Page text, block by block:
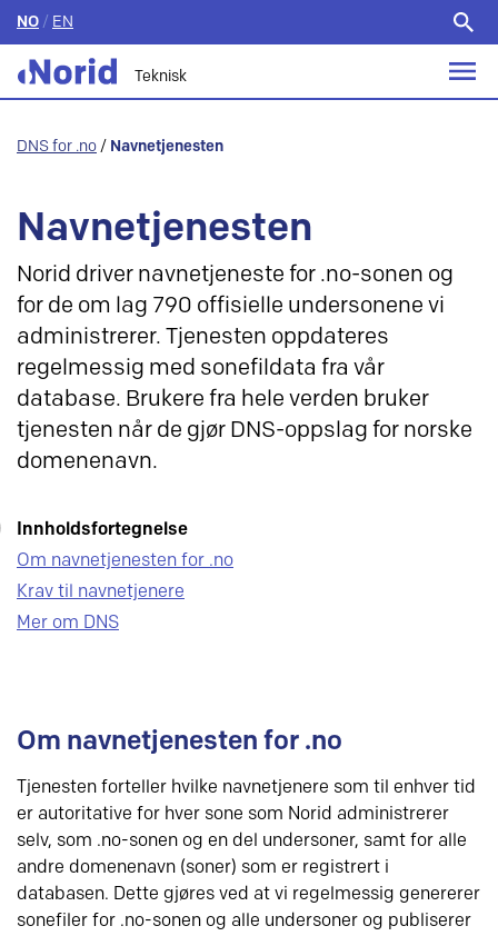
NO / EN
Teknisk
DNS for .no / Navnetjenesten
Navnetjenesten
Norid driver navnetjeneste for .no-sonen og
for de om lag 790 offisielle undersonene vi
administrerer. Tjenesten oppdateres
regelmessig med sonefildata fra vår
database. Brukere fra hele verden bruker
tjenesten når de gjør DNS-oppslag for norske
domenenavn.
Innholdsfortegnelse
Om navnetjenesten for .no
Krav til navnetjenere
Mer om DNS
Om navnetjenesten for .no
Tjenesten forteller hvilke navnetjenere som til enhver tid
er autoritative for hver sone som Norid administrerer
selv, som .no-sonen og en del undersoner, samt for alle
andre domenenavn (soner) som er registrert i
databasen. Dette gjøres ved at vi regelmessig genererer
sonefiler for .no-sonen og alle undersoner og publiserer